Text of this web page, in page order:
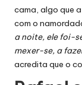
cama, algo que
com o
a noite, ele foi-
mexer-se, a
acredita que o